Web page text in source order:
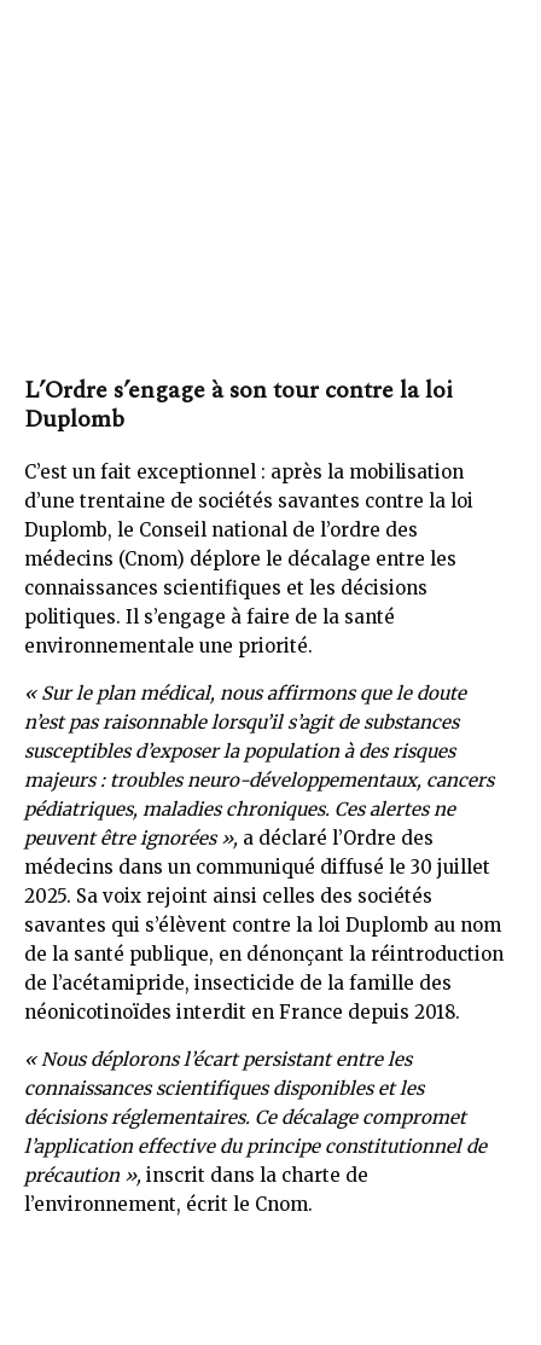
L’Ordre s’engage à son tour contre la loi
Duplomb
C’est un fait exceptionnel : après la mobilisation
d’une trentaine de sociétés savantes contre la loi
Duplomb, le Conseil national de l’ordre des
médecins (Cnom) déplore le décalage entre les
connaissances scientifiques et les décisions
politiques. Il s’engage à faire de la santé
environnementale une priorité.
« Sur le plan médical, nous affirmons que le doute
n’est pas raisonnable lorsqu’il s’agit de substances
susceptibles d’exposer la population à des risques
majeurs : troubles neuro-développementaux, cancers
pédiatriques, maladies chroniques. Ces alertes ne
peuvent être ignorées », a déclaré l’Ordre des
médecins dans un communiqué diffusé le 30 juillet
2025. Sa voix rejoint ainsi celles des sociétés
savantes qui s’élèvent contre la loi Duplomb au nom
de la santé publique, en dénonçant la réintroduction
de l’acétamipride, insecticide de la famille des
néonicotinoïdes interdit en France depuis 2018.
« Nous déplorons l’écart persistant entre les
connaissances scientifiques disponibles et les
décisions réglementaires. Ce décalage compromet
l’application effective du principe constitutionnel de
précaution », inscrit dans la charte de
l’environnement, écrit le Cnom.